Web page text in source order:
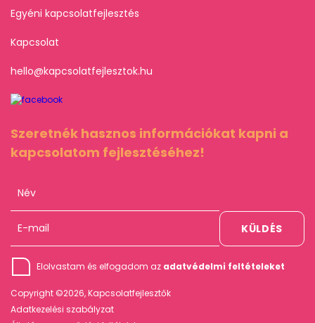
Egyéni kapcsolatfejlesztés
Kapcsolat
hello@kapcsolatfejlesztok.hu
Copyright ©2026, Kapcsolatfejlesztők
Adatkezelési szabályzat
Szeretnék hasznos információkat kapni a
kapcsolatom fejlesztéséhez!
Elolvastam és elfogadom az adatvédelmi feltételeket